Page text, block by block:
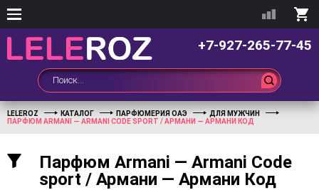
+7-927-265-77-45
LELEROZ КАТАЛОГ ПАРФЮМЕРИЯ ОАЭ
ДЛЯ МУЖЧИН
ПАРФЮМ ARMANI — ARMANI CODE SPORT / АРМАНИ — АРМАНИ КОД
Парфюм Armani — Armani Code
sport / Армани — Армани Код